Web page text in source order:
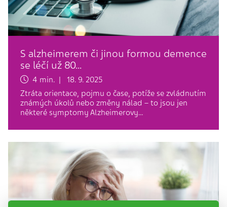
S alzheimerem či jinou formou demence
se léčí už 80…
4 min. | 18. 9. 2025
Ztráta orientace, pojmu o čase, potíže se zvládnutím
známých úkolů nebo změny nálad – to jsou jen
některé symptomy Alzheimerovy…